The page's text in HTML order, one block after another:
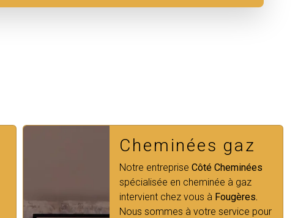
Cheminée bois
Côté Cheminées vous propose une
diversité de produits comme des
cheminées bois, électriques, au
gaz… ainsi que des poêles et des